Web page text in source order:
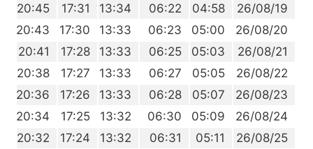
26/08/19
04:58
06:22
13:34
17:31
20:45
26/08/20
05:00
06:23
13:33
17:30
20:43
26/08/21
05:03
06:25
13:33
17:28
20:41
26/08/22
05:05
06:27
13:33
17:27
20:38
26/08/23
05:07
06:28
13:33
17:26
20:36
26/08/24
05:09
06:30
13:32
17:25
20:34
26/08/25
05:11
06:31
13:32
17:24
20:32